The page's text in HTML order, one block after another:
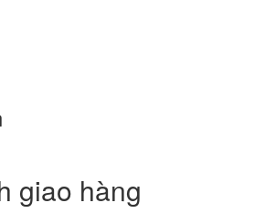
giao hàng